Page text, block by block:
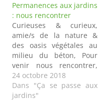
Permanences aux jardins
: nous rencontrer
Curieuses & curieux,
amie/s de la nature &
des oasis végétales au
milieu du béton, Pour
venir nous rencontrer,
échanger et poser toutes
vos questions sur les
jardins de Brin d'Guill à
24 octobre 2018
Dans "Ça se passe aux
jardins"